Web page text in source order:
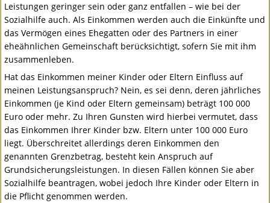
Leistungen geringer sein oder ganz entfallen – wie bei der
Sozialhilfe auch. Als Einkommen werden auch die Einkünfte und
das Vermögen eines Ehegatten oder des Partners in einer
eheähnlichen Gemeinschaft berücksichtigt, sofern Sie mit ihm
zusammenleben.
Hat das Einkommen meiner Kinder oder Eltern Einfluss auf
meinen Leistungsanspruch? Nein, es sei denn, deren jährliches
Einkommen (je Kind oder Eltern gemeinsam) beträgt 100 000
Euro oder mehr. Zu Ihren Gunsten wird hierbei vermutet, dass
das Einkommen Ihrer Kinder bzw. Eltern unter 100 000 Euro
liegt. Überschreitet allerdings deren Einkommen den
genannten Grenzbetrag, besteht kein Anspruch auf
Grundsicherungsleistungen. In diesen Fällen können Sie aber
Sozialhilfe beantragen, wobei jedoch Ihre Kinder oder Eltern in
die Pflicht genommen werden.